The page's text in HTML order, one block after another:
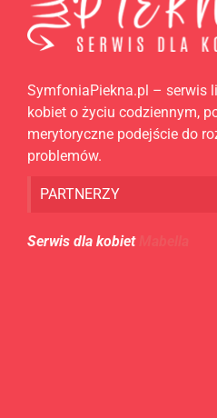
SymfoniaPiekna.pl – serwis
kobiet o życiu codziennym,
merytoryczne podejście do
problemów.
PARTNERZY
Serwis dla kobiet